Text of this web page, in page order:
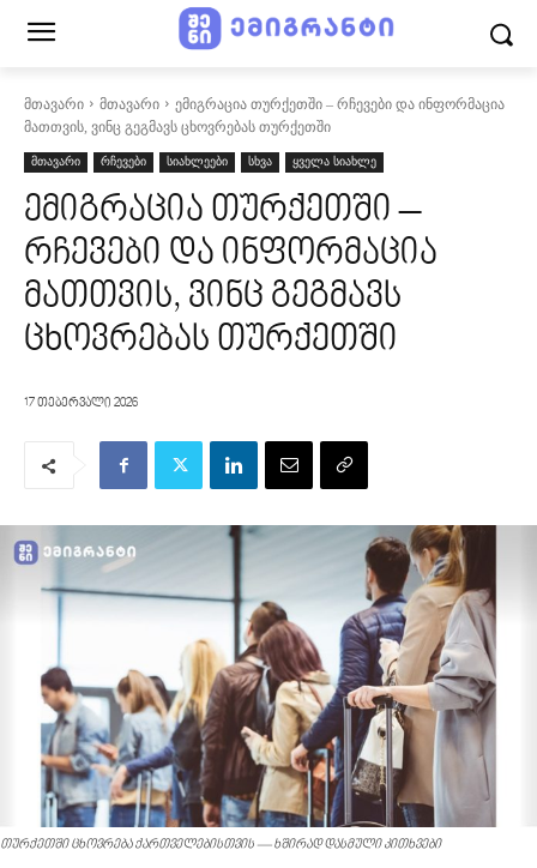
მთავარი მთავარი
ემიგრაცია თურქეთში – რჩევები და ინფორმაცია
მათთვის, ვინც გეგმავს ცხოვრებას თურქეთში
მთავარი რჩევები სიახლეები სხვა ყველა სიახლე
ემიგრაცია თურქეთში –
რჩევები და ინფორმაცია
მათთვის, ვინც გეგმავს
ცხოვრებას თურქეთში
17 თებერვალი 2026
თურქეთში ცხოვრება ქართველებისთვის — ხშირად დასმული კითხვები